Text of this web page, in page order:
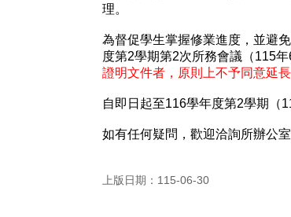
理。
為督促學生掌握修業進度，並避
度第2學期第2次所務會議（115年
證明文件者，原則上不予同意延長
自即日起至116學年度第2學期（
如有任何疑問，歡迎洽詢所辦公室
上版日期：115-06-30